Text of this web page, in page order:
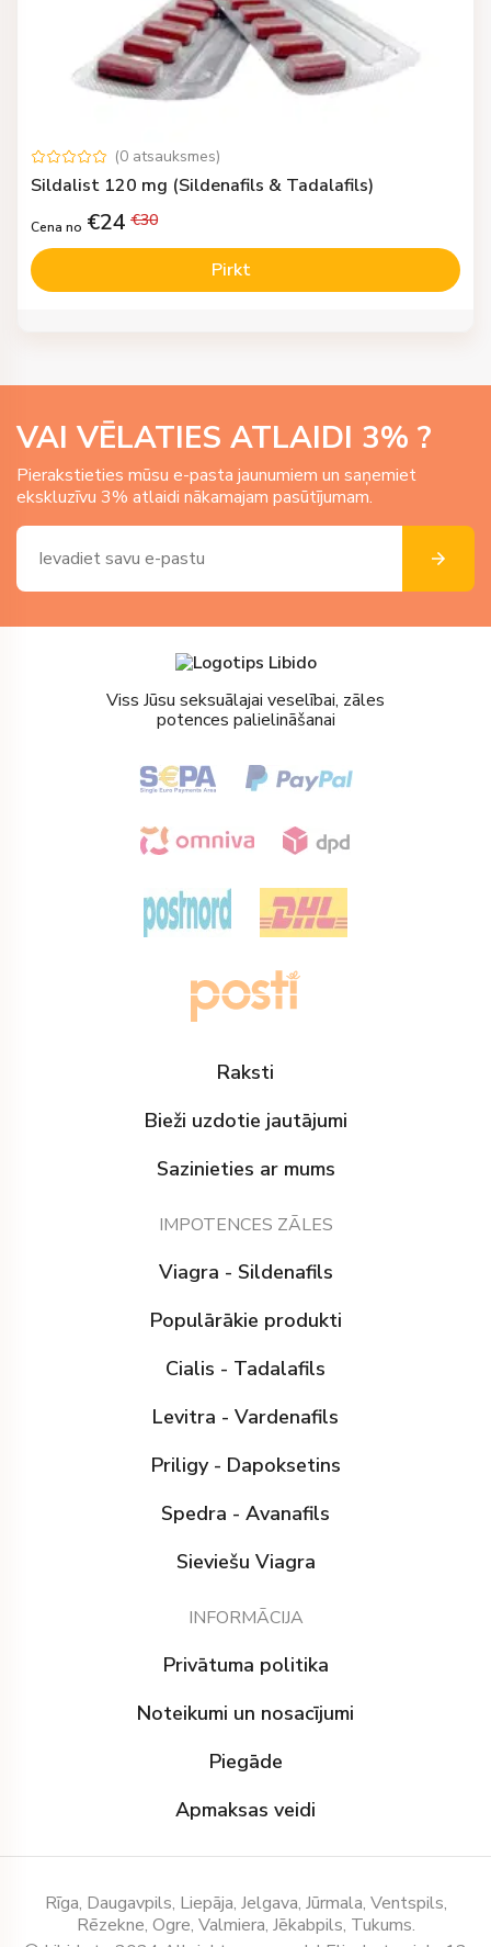
(0 atsauksmes)
Sildalist 120 mg (Sildenafils & Tadalafils)
Cena no €24 €30
Pirkt
VAI VĒLATIES ATLAIDI 3% ?
Pierakstieties mūsu e-pasta jaunumiem un saņemiet
ekskluzīvu 3% atlaidi nākamajam pasūtījumam.
Viss Jūsu seksuālajai veselībai, zāles
potences palielināšanai
Raksti
Bieži uzdotie jautājumi
Sazinieties ar mums
IMPOTENCES ZĀLES
Viagra - Sildenafils
Populārākie produkti
Cialis - Tadalafils
Levitra - Vardenafils
Priligy - Dapoksetins
Spedra - Avanafils
Sieviešu Viagra
INFORMĀCIJA
Privātuma politika
Noteikumi un nosacījumi
Piegāde
Apmaksas veidi
Rīga, Daugavpils, Liepāja, Jelgava, Jūrmala, Ventspils,
Rēzekne, Ogre, Valmiera, Jēkabpils, Tukums.